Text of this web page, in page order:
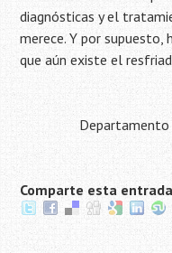
diagnósticas y el
merece. Y por supuesto,
que aún existe el
Departamento
Comparte esta